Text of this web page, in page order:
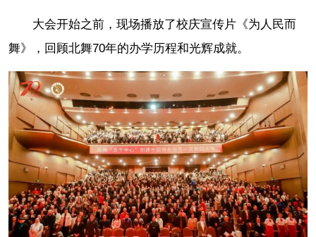
大会开始之前，现场播放了校庆宣传片《为人民而
舞》，回顾北舞70年的办学历程和光辉成就。